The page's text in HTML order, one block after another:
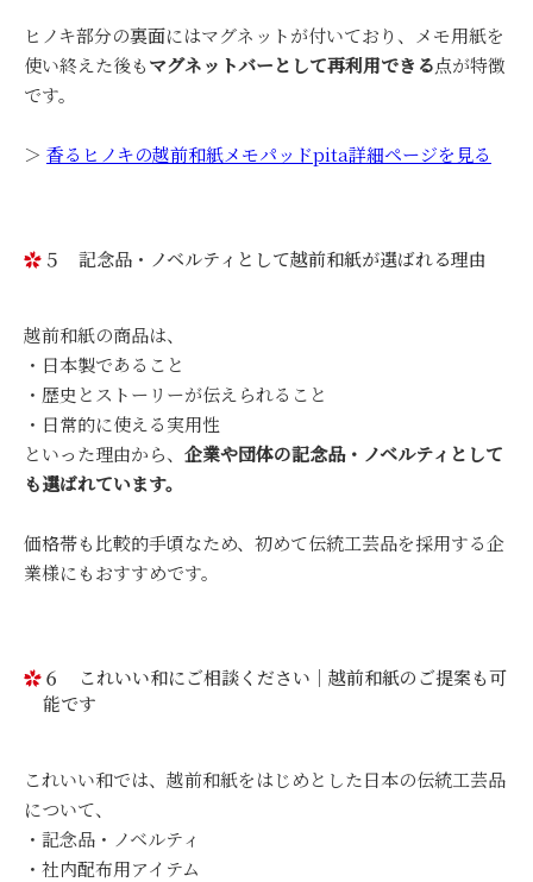
ヒノキ部分の裏面にはマグネットが付いており、メモ用紙を
使い終えた後もマグネットバーとして再利用できる点が特徴
です。
＞ 香るヒノキの越前和紙メモパッドpita詳細ページを見る
５ 記念品・ノベルティとして越前和紙が選ばれる理由
越前和紙の商品は、
・日本製であること
・歴史とストーリーが伝えられること
・日常的に使える実用性
といった理由から、 企業や団体の記念品・ノベルティとして
も選ばれています。
価格帯も比較的手頃なため、初めて伝統工芸品を採用する企
業様にもおすすめです。
６ これいい和にご相談ください｜越前和紙のご提案も可
能です
これいい和では、越前和紙をはじめとした日本の伝統工芸品
について、
・記念品・ノベルティ
・社内配布用アイテム